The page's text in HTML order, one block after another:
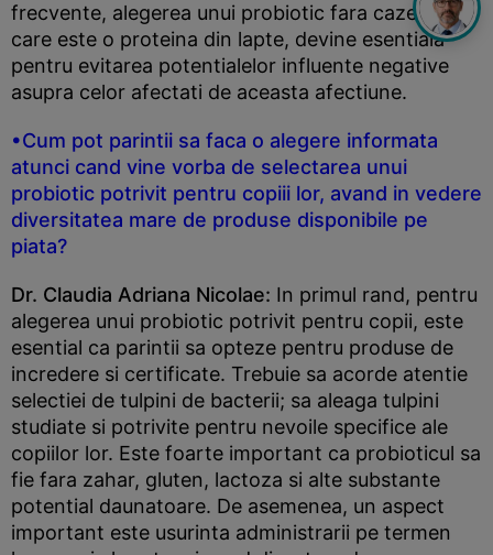
frecvente, alegerea unui probiotic fara cazeina,
care este o proteina din lapte, devine esentiala
pentru evitarea potentialelor influente negative
asupra celor afectati de aceasta afectiune.
•Cum pot parintii sa faca o alegere informata
atunci cand vine vorba de selectarea unui
probiotic potrivit pentru copiii lor, avand in vedere
diversitatea mare de produse disponibile pe
piata?
Dr. Claudia Adriana Nicolae: In primul rand, pentru
alegerea unui probiotic potrivit pentru copii, este
esential ca parintii sa opteze pentru produse de
incredere si certificate. Trebuie sa acorde atentie
selectiei de tulpini de bacterii; sa aleaga tulpini
studiate si potrivite pentru nevoile specifice ale
copiilor lor. Este foarte important ca probioticul sa
fie fara zahar, gluten, lactoza si alte substante
potential daunatoare. De asemenea, un aspect
important este usurinta administrarii pe termen